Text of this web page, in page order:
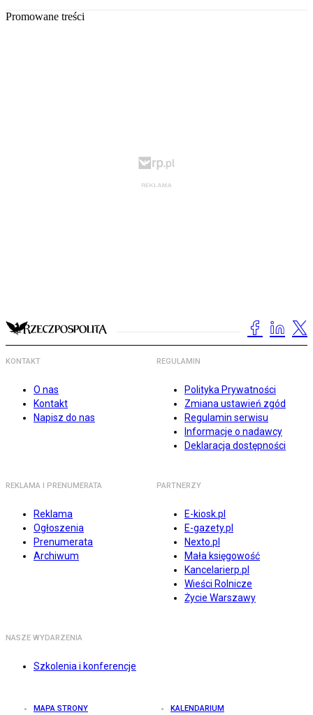
Promowane treści
KONTAKT
O nas
Kontakt
Napisz do nas
REGULAMIN
Polityka Prywatności
Zmiana ustawień zgód
Regulamin serwisu
Informacje o nadawcy
Deklaracja dostępności
REKLAMA I PRENUMERATA
Reklama
Ogłoszenia
Prenumerata
Archiwum
PARTNERZY
E-kiosk.pl
E-gazety.pl
Nexto.pl
Mała księgowość
Kancelarierp.pl
Wieści Rolnicze
Życie Warszawy
NASZE WYDARZENIA
Szkolenia i konferencje
MAPA STRONY KALENDARIUM